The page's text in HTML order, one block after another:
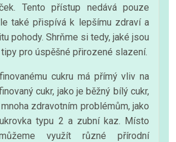
Tento přístup nedává pouze
také přispívá k lepšímu zdraví a
pohody. Shrňme si tedy, jaké jsou
pro úspěšné přirozené slazení.
cukru má přímý vliv na
cukr, jako je běžný bílý cukr,
zdravotním problémům, jako
typu 2 a zubní kaz. Místo
využít různé přírodní